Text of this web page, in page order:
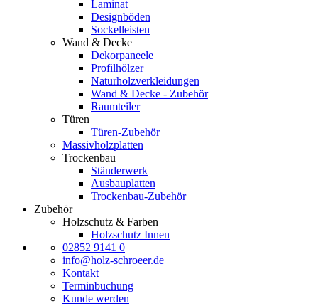
Laminat
Designböden
Sockelleisten
Wand & Decke
Dekorpaneele
Profilhölzer
Naturholzverkleidungen
Wand & Decke - Zubehör
Raumteiler
Türen
Türen-Zubehör
Massivholzplatten
Trockenbau
Ständerwerk
Ausbauplatten
Trockenbau-Zubehör
Zubehör
Holzschutz & Farben
Holzschutz Innen
02852 9141 0
info@holz-schroeer.de
Kontakt
Terminbuchung
Kunde werden